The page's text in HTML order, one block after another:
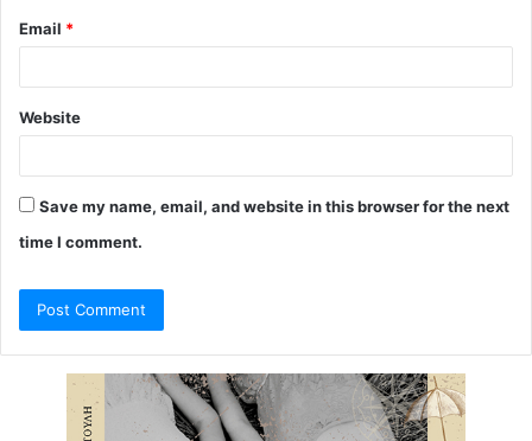
Email *
Website
Save my name, email, and website in this browser for the next
time I comment.